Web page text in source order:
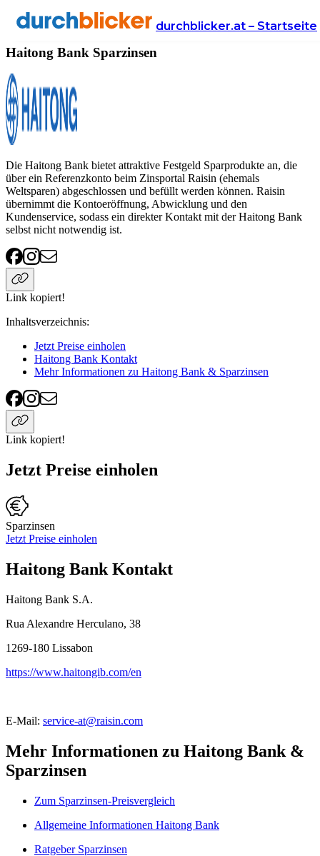
durchblicker.at – Startseite
Anbieter Finanzen sparzinsen Haitong Bank
Haitong Bank Sparzinsen
Die Haitong Bank bietet attraktive Festgeld Sparprodukte an, die
über ein Referenzkonto beim Zinsportal Raisin (ehemals
Weltsparen) abgeschlossen und befüllt werden können. Raisin
übernimmt die Kontoeröffnung, Abwicklung und den
Kundenservice, sodass ein direkter Kontakt mit der Haitong Bank
selbst nicht notwendig ist.
Link kopiert!
Inhaltsverzeichnis:
Jetzt Preise einholen
Haitong Bank Kontakt
Mehr Informationen zu Haitong Bank & Sparzinsen
Link kopiert!
Jetzt Preise einholen
Sparzinsen
Jetzt Preise einholen
Haitong Bank Kontakt
Haitong Bank S.A.
Rua Alexandre Herculano, 38
1269-180 Lissabon
https://www.haitongib.com/en
E-Mail: service-at@raisin.com
Mehr Informationen zu Haitong Bank &
Sparzinsen
Zum Sparzinsen-Preisvergleich
Allgemeine Informationen Haitong Bank
Ratgeber Sparzinsen